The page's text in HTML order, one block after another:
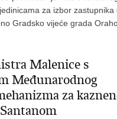
za izbor zastupnika
Gradsko vijeće grada
Malenice s
Međunarodnog
za